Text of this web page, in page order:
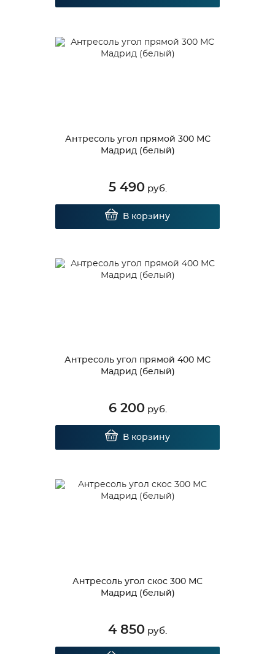
Антресоль угол прямой 300 МС
Мадрид (белый)
5 490руб.
В корзину
Антресоль угол прямой 400 МС
Мадрид (белый)
6 200руб.
В корзину
Антресоль угол скос 300 МС
Мадрид (белый)
4 850 руб.